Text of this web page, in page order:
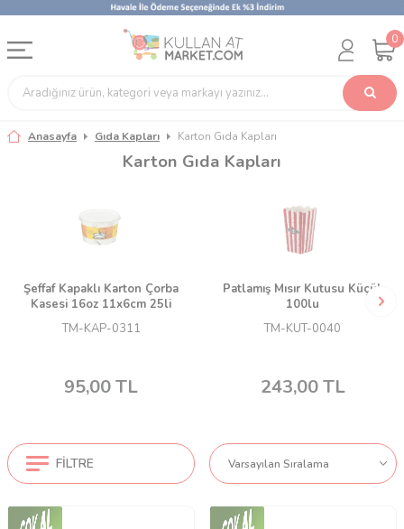
0
Anasayfa Gıda Kapları Karton Gıda Kapları
Karton Gıda Kapları
Şeffaf Kapaklı Karton Çorba
Kasesi 16oz 11x6cm 25li
TM-KAP-0311
95,00TL
Patlamış Mısır Kutusu Küçük
100lu
TM-KUT-0040
243,00TL
FILTRE